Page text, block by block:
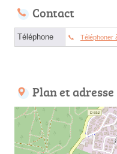
Contact
Téléphone Téléphoner
Plan et adresse